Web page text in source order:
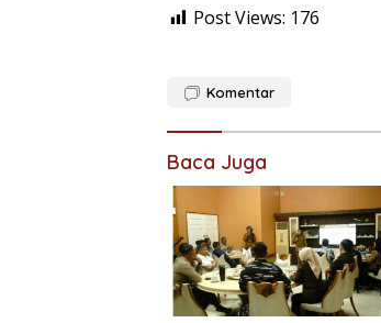
Post Views: 176
Komentar
Baca Juga